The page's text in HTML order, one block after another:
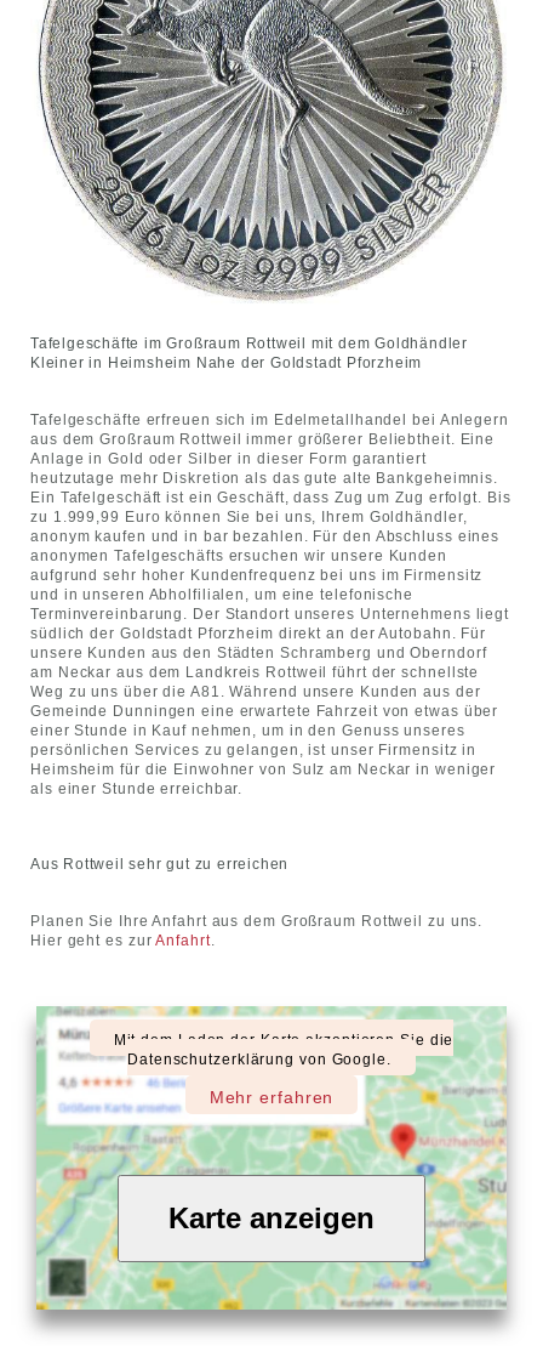
Tafelgeschäfte im Großraum Rottweil mit dem Goldhändler
Kleiner in Heimsheim Nahe der Goldstadt Pforzheim
Tafelgeschäfte erfreuen sich im Edelmetallhandel bei Anlegern
aus dem Großraum Rottweil immer größerer Beliebtheit. Eine
Anlage in Gold oder Silber in dieser Form garantiert
heutzutage mehr Diskretion als das gute alte Bankgeheimnis.
Ein Tafelgeschäft ist ein Geschäft, dass Zug um Zug erfolgt. Bis
zu 1.999,99 Euro können Sie bei uns, Ihrem Goldhändler,
anonym kaufen und in bar bezahlen. Für den Abschluss eines
anonymen Tafelgeschäfts ersuchen wir unsere Kunden
aufgrund sehr hoher Kundenfrequenz bei uns im Firmensitz
und in unseren Abholfilialen, um eine telefonische
Terminvereinbarung. Der Standort unseres Unternehmens liegt
südlich der Goldstadt Pforzheim direkt an der Autobahn. Für
unsere Kunden aus den Städten Schramberg und Oberndorf
am Neckar aus dem Landkreis Rottweil führt der schnellste
Weg zu uns über die A81. Während unsere Kunden aus der
Gemeinde Dunningen eine erwartete Fahrzeit von etwas über
einer Stunde in Kauf nehmen, um in den Genuss unseres
persönlichen Services zu gelangen, ist unser Firmensitz in
Heimsheim für die Einwohner von Sulz am Neckar in weniger
als einer Stunde erreichbar.
Aus Rottweil sehr gut zu erreichen
Planen Sie Ihre Anfahrt aus dem Großraum Rottweil zu uns.
Hier geht es zurAnfahrt.
Mit dem Laden der Karte akzeptieren Sie die
Datenschutzerklärung von Google.
Mehr erfahren
Karte anzeigen